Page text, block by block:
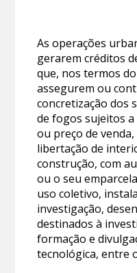
As operações
gerarem créditos
que, nos termos
assegurem ou
concretização dos
de fogos sujeitos
ou preço de
libertação de
construção, com
ou o seu
uso coletivo,
investigação,
destinados à
formação e
tecnológica, entre